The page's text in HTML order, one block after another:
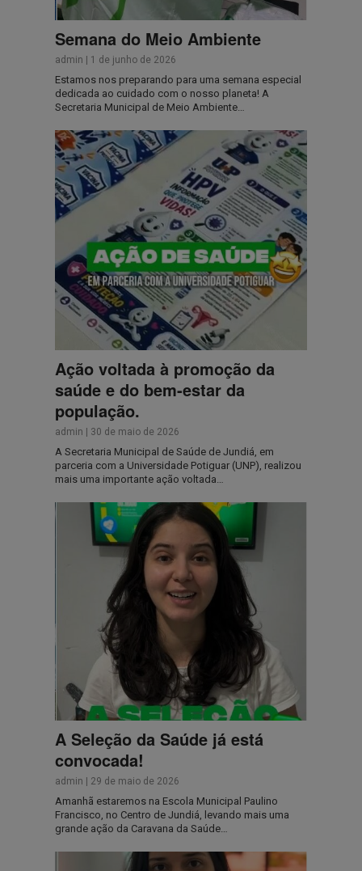
Semana do Meio Ambiente
admin 1 de junho de 2026
Estamos nos preparando para uma semana especial
dedicada ao cuidado com o nosso planeta! A
Secretaria Municipal de Meio Ambiente…
Ação voltada à promoção da
saúde e do bem-estar da
população.
admin 30 de maio de 2026
A Secretaria Municipal de Saúde de Jundiá, em
parceria com a Universidade Potiguar (UNP), realizou
mais uma importante ação voltada…
A Seleção da Saúde já está
convocada!
admin | 29 de maio de 2026
Amanhã estaremos na Escola Municipal Paulino
Francisco, no Centro de Jundiá, levando mais uma
grande ação da Caravana da Saúde…